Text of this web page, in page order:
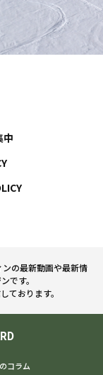
中
の最新動画や最新情
です。
ております。
コラム